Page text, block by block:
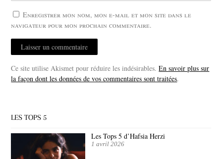
Enregistrer mon nom, mon e-mail et mon site dans le
navigateur pour mon prochain commentaire.
Ce site utilise Akismet pour réduire les indésirables.En savoir plus sur
la façon dont les données de vos commentaires sont traitées.
LES TOPS 5
Les Tops 5 d’Hafsia Herzi
1 avril 2026